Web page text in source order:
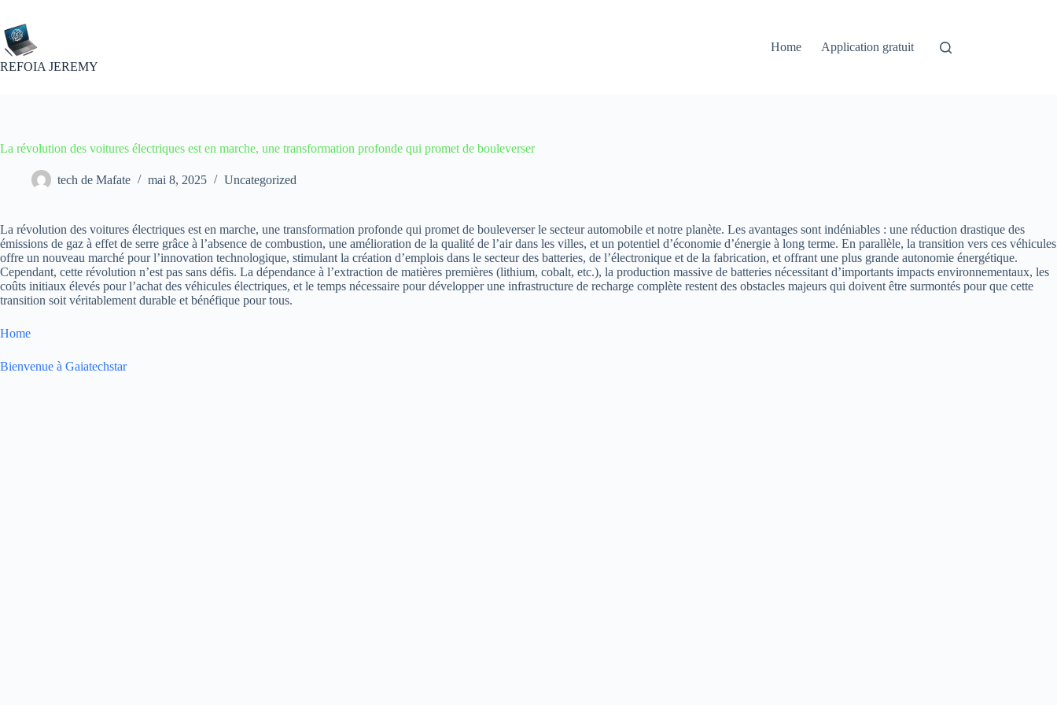
contenu
REFOIA JEREMY
Home Application gratuit
La révolution des voitures électriques est en marche, une transformation profonde qui promet de bouleverser
tech de Mafate mai 8, 2025 Uncategorized
La révolution des voitures électriques est en marche, une transformation profonde qui promet de bouleverser le secteur automobile et notre planète. Les avantages sont indéniables : une réduction drastique des
émissions de gaz à effet de serre grâce à l’absence de combustion, une amélioration de la qualité de l’air dans les villes, et un potentiel d’économie d’énergie à long terme. En parallèle, la transition vers ces véhicules
offre un nouveau marché pour l’innovation technologique, stimulant la création d’emplois dans le secteur des batteries, de l’électronique et de la fabrication, et offrant une plus grande autonomie énergétique.
Cependant, cette révolution n’est pas sans défis. La dépendance à l’extraction de matières premières (lithium, cobalt, etc.), la production massive de batteries nécessitant d’importants impacts environnementaux, les
coûts initiaux élevés pour l’achat des véhicules électriques, et le temps nécessaire pour développer une infrastructure de recharge complète restent des obstacles majeurs qui doivent être surmontés pour que cette
transition soit véritablement durable et bénéfique pour tous.
Home
Bienvenue à Gaiatechstar